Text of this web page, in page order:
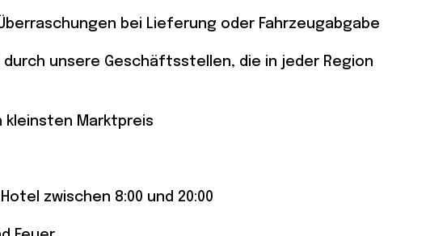
bei Lieferung oder Fahrzeugabgabe
unsere Geschäftsstellen, die in jeder Region
kleinsten Marktpreis
zwischen 8:00 und 20:00